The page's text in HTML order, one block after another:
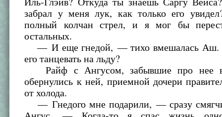
забрал у меня лук, как только его
полный колчан стрел, и я мог бы
остальных.
— И еще гнедой, — тихо вмешалась Аш.
его танцевать на льду?
Райф с Ангусом, забывшие про нее
обернулись к ней, приемной дочери
от холода.
— Гнедого мне подарили, — сразу